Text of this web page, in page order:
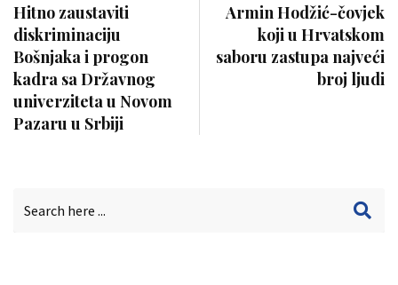
Hitno zaustaviti
diskriminaciju
Bošnjaka i progon
kadra sa Državnog
univerziteta u Novom
Pazaru u Srbiji
Armin Hodžić-čovjek
koji u Hrvatskom
saboru zastupa najveći
broj ljudi